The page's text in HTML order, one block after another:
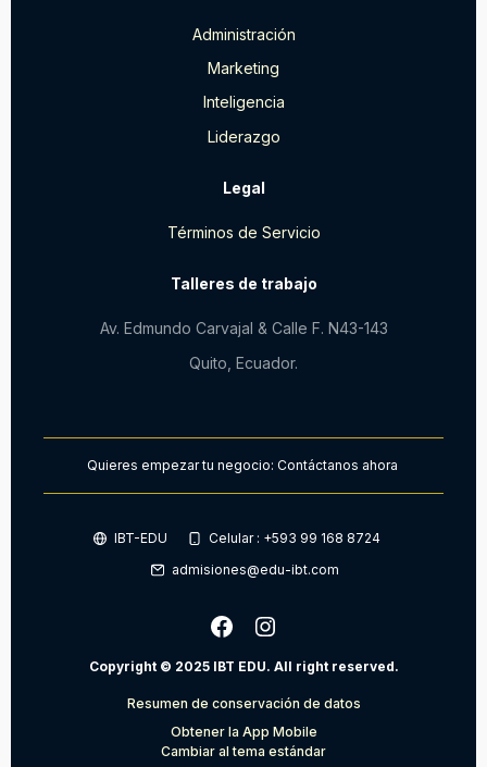
Administración
Marketing
Inteligencia
Liderazgo
Legal
Términos de Servicio
Talleres de trabajo
Av. Edmundo Carvajal & Calle F. N43-143
Quito, Ecuador.
Quieres empezar tu negocio: Contáctanos ahora
IBT-EDU
Celular : +593 99 168 8724
admisiones@edu-ibt.com
Copyright © 2025 IBT EDU. All right reserved.
Resumen de conservación de datos
Obtener la App Mobile
Cambiar al tema estándar